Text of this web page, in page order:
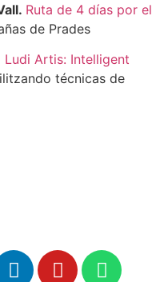
Ruta de 4 días por el
de Prades
Ludi Artis: Intelligent
técnicas de